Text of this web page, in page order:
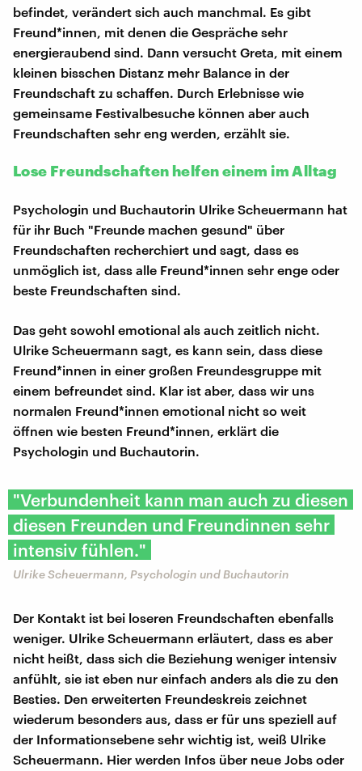
befindet, verändert sich auch manchmal. Es gibt
Freund*innen, mit denen die Gespräche sehr
energieraubend sind. Dann versucht Greta, mit einem
kleinen bisschen Distanz mehr Balance in der
Freundschaft zu schaffen. Durch Erlebnisse wie
gemeinsame Festivalbesuche können aber auch
Freundschaften sehr eng werden, erzählt sie.
Lose Freundschaften helfen einem im Alltag
Psychologin und Buchautorin Ulrike Scheuermann hat
für ihr Buch "Freunde machen gesund" über
Freundschaften recherchiert und sagt, dass es
unmöglich ist, dass alle Freund*innen sehr enge oder
beste Freundschaften sind.
Das geht sowohl emotional als auch zeitlich nicht.
Ulrike Scheuermann sagt, es kann sein, dass diese
Freund*innen in einer großen Freundesgruppe mit
einem befreundet sind. Klar ist aber, dass wir uns
normalen Freund*innen emotional nicht so weit
öffnen wie besten Freund*innen, erklärt die
Psychologin und Buchautorin.
"Verbundenheit kann man auch zu diesen
diesen Freunden und Freundinnen sehr
intensiv fühlen."
Ulrike Scheuermann, Psychologin und Buchautorin
Der Kontakt ist bei loseren Freundschaften ebenfalls
weniger. Ulrike Scheuermann erläutert, dass es aber
nicht heißt, dass sich die Beziehung weniger intensiv
anfühlt, sie ist eben nur einfach anders als die zu den
Besties. Den erweiterten Freundeskreis zeichnet
wiederum besonders aus, dass er für uns speziell auf
der Informationsebene sehr wichtig ist, weiß Ulrike
Scheuermann. Hier werden Infos über neue Jobs oder